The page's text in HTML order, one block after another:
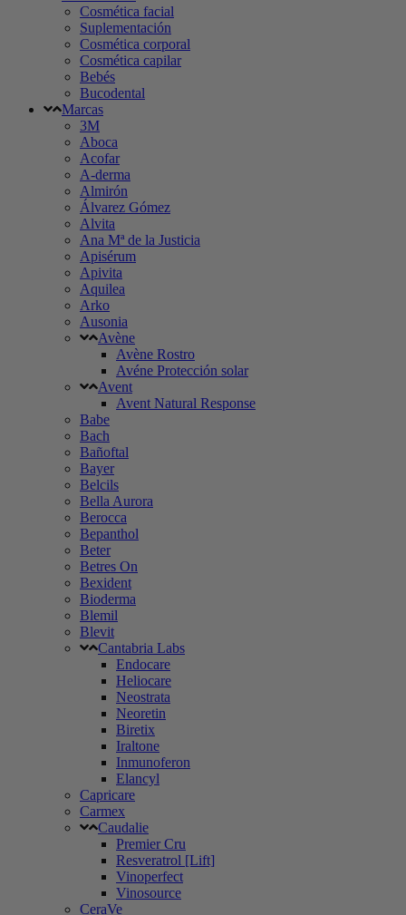
Cosmética facial
Suplementación
Cosmética corporal
Cosmética capilar
Bebés
Bucodental
Marcas
3M
Aboca
Acofar
A-derma
Almirón
Álvarez Gómez
Alvita
Ana Mª de la Justicia
Apisérum
Apivita
Aquilea
Arko
Ausonia
Avène
Avène Rostro
Avéne Protección solar
Avent
Avent Natural Response
Babe
Bach
Bañoftal
Bayer
Belcils
Bella Aurora
Berocca
Bepanthol
Beter
Betres On
Bexident
Bioderma
Blemil
Blevit
Cantabria Labs
Endocare
Heliocare
Neostrata
Neoretin
Biretix
Iraltone
Inmunoferon
Elancyl
Capricare
Carmex
Caudalie
Premier Cru
Resveratrol [Lift]
Vinoperfect
Vinosource
CeraVe